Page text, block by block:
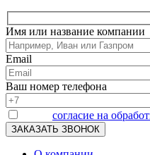
Имя или название компании
Email
Ваш номер телефона
согласие на